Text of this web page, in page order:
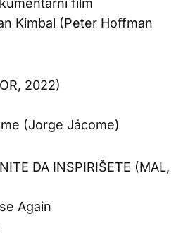
Kimbal (Peter Hoffman
2022)
(Jorge Jácome)
DA INSPIRIŠETE (MAL,
Again